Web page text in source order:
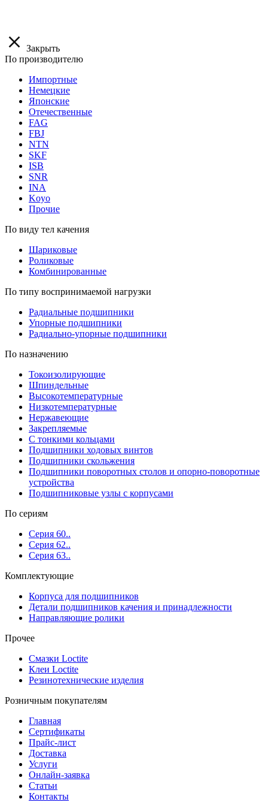
Закрыть
По производителю
Импортные
Немецкие
Японские
Отечественные
FAG
FBJ
NTN
SKF
ISB
SNR
INA
Koyo
Прочие
По виду тел качения
Шариковые
Роликовые
Комбинированные
По типу воспринимаемой нагрузки
Радиальные подшипники
Упорные подшипники
Радиально-упорные подшипники
По назначению
Токоизолирующие
Шпиндельные
Высокотемпературные
Низкотемпературные
Нержавеющие
Закрепляемые
С тонкими кольцами
Подшипники ходовых винтов
Подшипники скольжения
Подшипники поворотных столов и опорно-поворотные
устройства
Подшипниковые узлы с корпусами
По сериям
Серия 60..
Серия 62..
Серия 63..
Комплектующие
Корпуса для подшипников
Детали подшипников качения и принадлежности
Направляющие ролики
Прочее
Смазки Loctite
Клеи Loctite
Резинотехнические изделия
Розничным покупателям
Главная
Сертификаты
Прайс-лист
Доставка
Услуги
Онлайн-заявка
Статьи
Контакты